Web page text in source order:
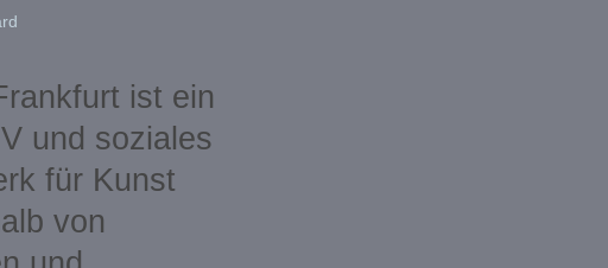
ist ein
und soziales
für Kunst
von